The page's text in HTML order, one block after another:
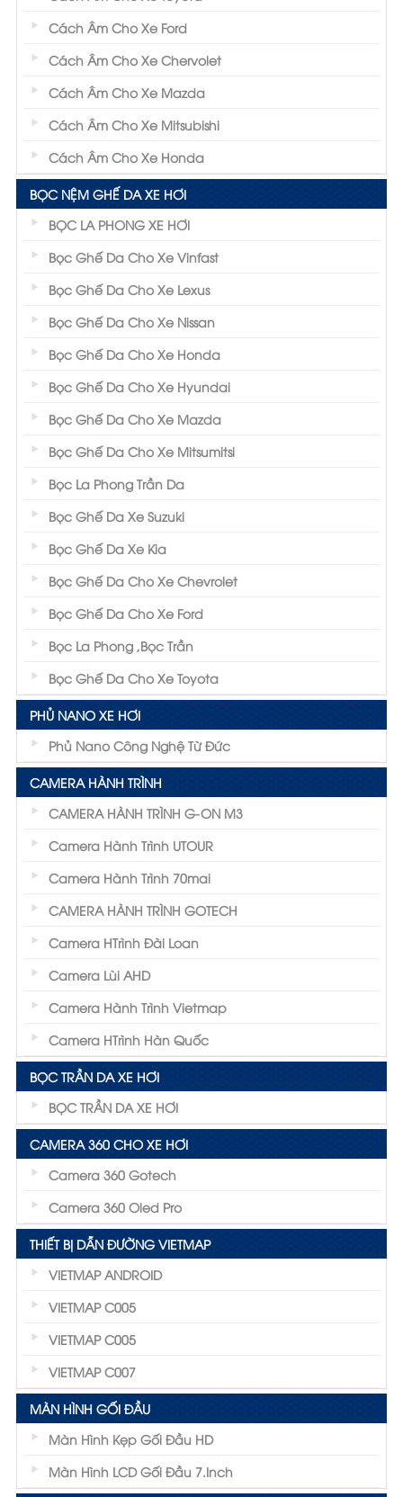
Cách Âm Cho Xe Ford
Cách Âm Cho Xe Chervolet
Cách Âm Cho Xe Mazda
Cách Âm Cho Xe Mitsubishi
Cách Âm Cho Xe Honda
BỌC NỆM GHẾ DA XE HƠI
BỌC LA PHONG XE HƠI
Bọc Ghế Da Cho Xe Vinfast
Bọc Ghế Da Cho Xe Lexus
Bọc Ghế Da Cho Xe Nissan
Bọc Ghế Da Cho Xe Honda
Bọc Ghế Da Cho Xe Hyundai
Bọc Ghế Da Cho Xe Mazda
Bọc Ghế Da Cho Xe Mitsumitsi
Bọc La Phong Trần Da
Bọc Ghế Da Xe Suzuki
Bọc Ghế Da Xe Kia
Bọc Ghế Da Cho Xe Chevrolet
Bọc Ghế Da Cho Xe Ford
Bọc La Phong ,Bọc Trần
Bọc Ghế Da Cho Xe Toyota
PHỦ NANO XE HƠI
Phủ Nano Công Nghệ Từ Đức
CAMERA HÀNH TRÌNH
CAMERA HÀNH TRÌNH G-ON M3
Camera Hành Trình UTOUR
Camera Hành Trình 70mai
CAMERA HÀNH TRÌNH GOTECH
Camera HTrình Đài Loan
Camera Lùi AHD
Camera Hành Trình Vietmap
Camera HTrình Hàn Quốc
BỌC TRẦN DA XE HƠI
BỌC TRẦN DA XE HƠI
CAMERA 360 CHO XE HƠI
Camera 360 Gotech
Camera 360 Oled Pro
THIẾT BỊ DẪN ĐƯỜNG VIETMAP
VIETMAP ANDROID
VIETMAP C005
VIETMAP C005
VIETMAP C007
MÀN HÌNH GỐI ĐẦU
Màn Hình Kẹp Gối Đầu HD
Màn Hình LCD Gối Đầu 7.inch